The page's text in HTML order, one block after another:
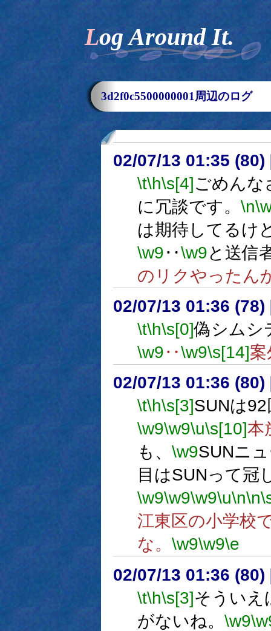
Log Around It.
3d2f0c5500000001周辺のログ
02/07/13 01:35 (80)
\t\h\s[4]ごめんな
に冗談です。 \n
は期待してるけ
\w9‥\w9と送信
のリクやったん
02/07/13 01:36 (78)
\t\h\s[0]偽シムシ
\w9‥\w9\s[14]
02/07/13 01:36 (80)
\t\h\s[3]SUNは92
\w9\w9\u\s[10]本
も、 \w9SUNニ
目はSUNって冠
\w9\w9\w9\u\n\n
江東区の小学校
な。 \w9\w9\e
02/07/13 01:36 (80)
\t\h\s[3]そういえ
がないね。 \w9